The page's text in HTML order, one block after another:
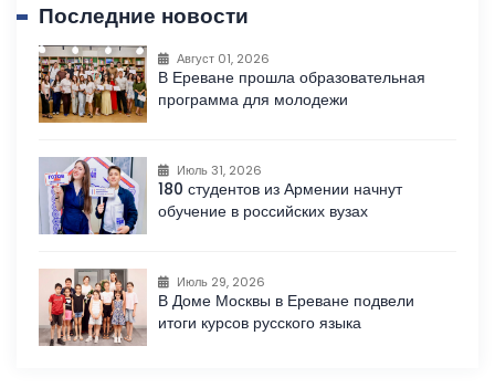
Последние новости
Август 01, 2026
В Ереване прошла образовательная
программа для молодежи
Июль 31, 2026
180 студентов из Армении начнут
обучение в российских вузах
Июль 29, 2026
В Доме Москвы в Ереване подвели
итоги курсов русского языка